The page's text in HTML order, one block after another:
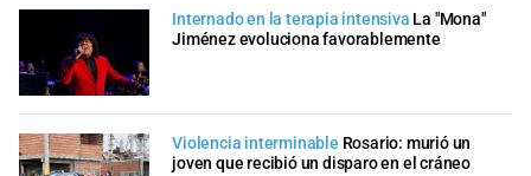
Internado en la terapia intensiva La "Mona"
Jiménez evoluciona favorablemente
Violencia interminable Rosario: murió un
joven que recibió un disparo en el cráneo